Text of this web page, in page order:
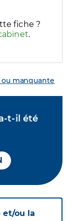
fiche ?
.
manquante
t-il été
et/ou la